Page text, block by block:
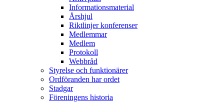
Informationsmaterial
Årshjul
Riktlinjer konferenser
Medlemmar
Medlem
Protokoll
Webbråd
Styrelse och funktionärer
Ordföranden har ordet
Stadgar
Föreningens historia